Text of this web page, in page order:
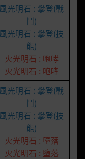
風光明石 : 攀登(戰
鬥)
風光明石 : 攀登(技
能)
火光明石 : 咆哮
火光明石 : 咆哮
風光明石 : 攀登(戰
鬥)
風光明石 : 攀登(技
能)
火光明石 : 墮落
火光明石 : 墮落